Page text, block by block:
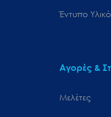
Έντυπο Υλικό
Αγορές &
Μελέτες